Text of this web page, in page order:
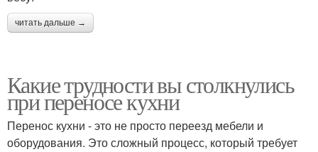
читать дальше →
Какие трудности вы столкнулись
при переносе кухни
Перенос кухни - это не просто переезд мебели и
оборудования. Это сложный процесс, который требует